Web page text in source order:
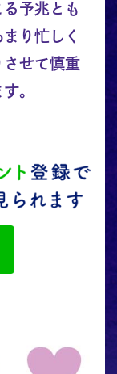
予兆とも
り忙しく
せて慎重
。